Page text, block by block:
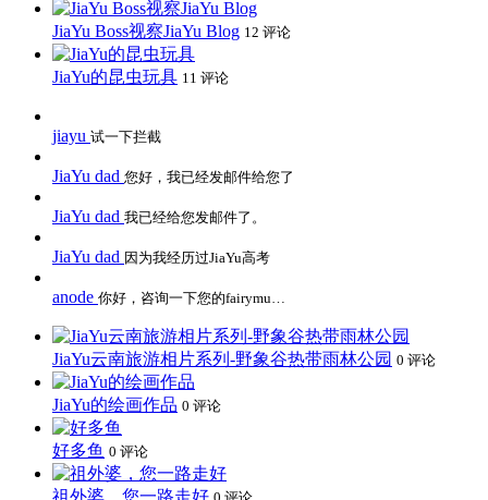
JiaYu Boss视察JiaYu Blog 12 评论
JiaYu的昆虫玩具 11 评论
jiayu 试一下拦截
JiaYu dad 您好，我已经发邮件给您了
JiaYu dad 我已经给您发邮件了。
JiaYu dad 因为我经历过JiaYu高考
anode 你好，咨询一下您的fairymu…
JiaYu云南旅游相片系列-野象谷热带雨林公园 0 评论
JiaYu的绘画作品 0 评论
好多鱼 0 评论
祖外婆，您一路走好